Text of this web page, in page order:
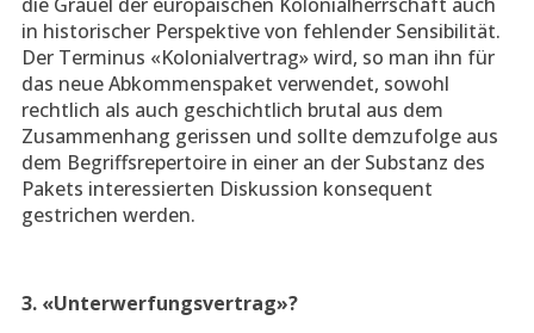
in historischer Perspektive von fehlender Sensibilität.
Der Terminus «Kolonialvertrag» wird, so man ihn für
das neue Abkommenspaket verwendet, sowohl
rechtlich als auch geschichtlich brutal aus dem
Zusammenhang gerissen und sollte demzufolge aus
dem Begriffsrepertoire in einer an der Substanz des
Pakets interessierten Diskussion konsequent
gestrichen werden.
3. «Unterwerfungsvertrag»?